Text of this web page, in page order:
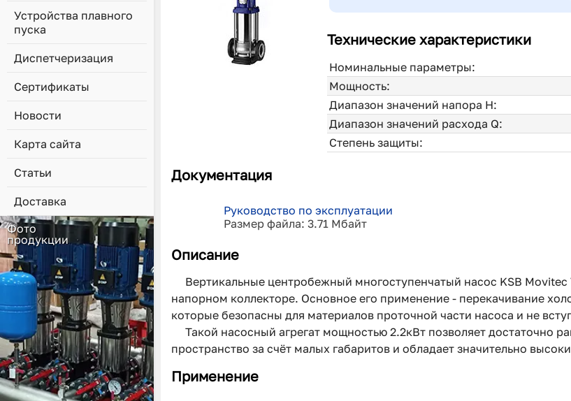
Устройства плавного
пуска
Диспетчеризация
Сертификаты
Новости
Карта сайта
Статьи
Доставка
Фото
продукции
Технические характеристики
Номинальные параметры:
Мощность:
Диапазон значений напора H:
Диапазон значений расхода Q:
Степень защиты:
Документация
Руководство по эксплуатации
Размер файла: 3.71 Мбайт
Описание
Вертикальные центробежный многоступенчатый насос KSB
напорном коллекторе. Основное его применение - перекачивание
которые безопасны для материалов проточной части насоса и не
Такой насосный агрегат мощностью 2.2кВт позволяет достаточно
пространство за счёт малых габаритов и обладает значительно
Применение